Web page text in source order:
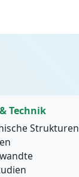
Technik
Strukturen